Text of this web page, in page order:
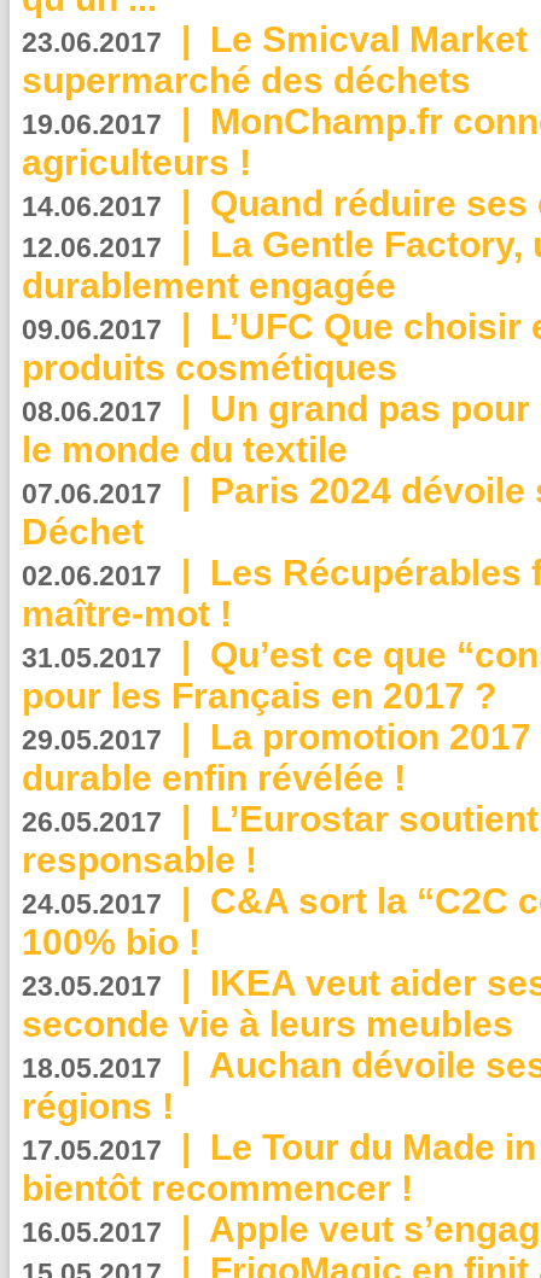
23.06.2017 | Le Smicval
supermarché des déchets
19.06.2017 | MonChamp.fr
agriculteurs !
14.06.2017 | Quand réduire
12.06.2017 | La Gentle
durablement engagée
09.06.2017 | L’UFC Que
produits cosmétiques
08.06.2017 | Un grand pas
le monde du textile
07.06.2017 | Paris 2024
Déchet
02.06.2017 | Les Récupérables
maître-mot !
31.05.2017 | Qu’est ce que
pour les Français en 2017 ?
29.05.2017 | La promotion
durable enfin révélée !
26.05.2017 | L’Eurostar
responsable !
24.05.2017 | C&A sort la “C2C
100% bio !
23.05.2017 | IKEA veut aider
seconde vie à leurs meubles
18.05.2017 | Auchan dévoile
régions !
17.05.2017 | Le Tour du Made
bientôt recommencer !
16.05.2017 | Apple veut